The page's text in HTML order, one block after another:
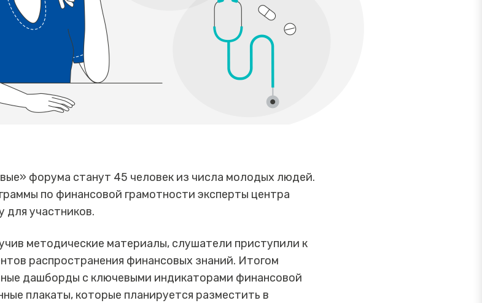
форума станут 45 человек из числа молодых людей.
по финансовой грамотности эксперты центра
для участников.
методические материалы, слушатели приступили к
распространения финансовых знаний. Итогом
дашборды с ключевыми индикаторами финансовой
плакаты, которые планируется разместить в